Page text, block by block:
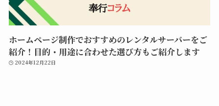
ホームページ制作でおすすめのレンタルサーバーをご
紹介！目的・用途に合わせた選び方もご紹介します
2024年12月22日